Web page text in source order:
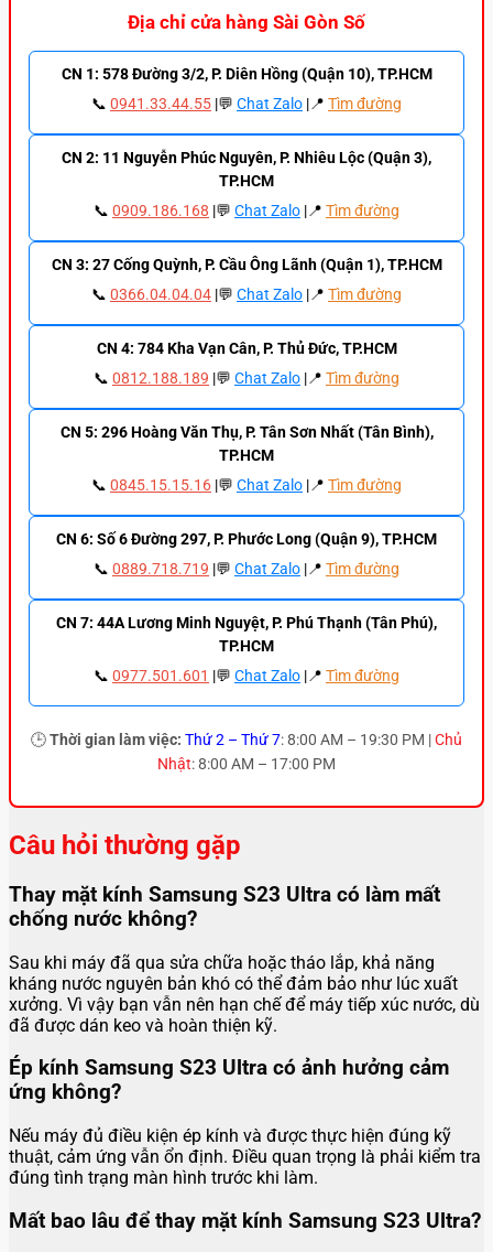
Địa chỉ cửa hàng Sài Gòn Số
CN 1: 578 Đường 3/2, P. Diên Hồng (Quận 10), TP.HCM
📞 0941.33.44.55 |💬 Chat Zalo |📍 Tìm đường
CN 2: 11 Nguyễn Phúc Nguyên, P. Nhiêu Lộc (Quận 3),
TP.HCM
📞 0909.186.168 |💬 Chat Zalo |📍 Tìm đường
CN 3: 27 Cống Quỳnh, P. Cầu Ông Lãnh (Quận 1), TP.HCM
📞 0366.04.04.04 |💬 Chat Zalo |📍 Tìm đường
CN 4: 784 Kha Vạn Cân, P. Thủ Đức, TP.HCM
📞 0812.188.189 |💬 Chat Zalo |📍 Tìm đường
CN 5: 296 Hoàng Văn Thụ, P. Tân Sơn Nhất (Tân Bình),
TP.HCM
📞 0845.15.15.16 |💬 Chat Zalo |📍 Tìm đường
CN 6: Số 6 Đường 297, P. Phước Long (Quận 9), TP.HCM
📞 0889.718.719 |💬 Chat Zalo |📍 Tìm đường
CN 7: 44A Lương Minh Nguyệt, P. Phú Thạnh (Tân Phú),
TP.HCM
📞 0977.501.601 |💬 Chat Zalo |📍 Tìm đường
🕒Thời gian làm việc: Thứ 2 – Thứ 7: 8:00 AM – 19:30 PM |Chủ
Nhật: 8:00 AM – 17:00 PM
Câu hỏi thường gặp
Thay mặt kính Samsung S23 Ultra có làm mất
chống nước không?
Sau khi máy đã qua sửa chữa hoặc tháo lắp, khả năng
kháng nước nguyên bản khó có thể đảm bảo như lúc xuất
xưởng. Vì vậy bạn vẫn nên hạn chế để máy tiếp xúc nước, dù
đã được dán keo và hoàn thiện kỹ.
Ép kính Samsung S23 Ultra có ảnh hưởng cảm
ứng không?
Nếu máy đủ điều kiện ép kính và được thực hiện đúng kỹ
thuật, cảm ứng vẫn ổn định. Điều quan trọng là phải kiểm tra
đúng tình trạng màn hình trước khi làm.
Mất bao lâu để thay mặt kính Samsung S23 Ultra?